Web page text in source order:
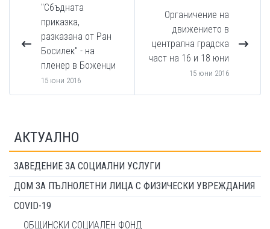
"Сбъдната
приказка,
разказана от Ран
Босилек" - на
пленер в Боженци
15 юни 2016
Органичение на
движението в
централна градска
част на 16 и 18 юни
15 юни 2016
АКТУАЛНО
ЗАВЕДЕНИЕ ЗА СОЦИАЛНИ УСЛУГИ
ДОМ ЗА ПЪЛНОЛЕТНИ ЛИЦА С ФИЗИЧЕСКИ УВРЕЖДАНИЯ
COVID-19
ОБЩИНСКИ СОЦИАЛЕН ФОНД